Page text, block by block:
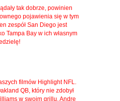
tak dobrze, powinien
pojawienia się w tym
zespół San Diego jest
Tampa Bay w ich własnym
filmów Highlight NFL.
QB, który nie zdobył
w swoim grillu.Andre